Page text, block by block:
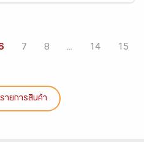
7 8 ... 14 15
ายการสินค้า